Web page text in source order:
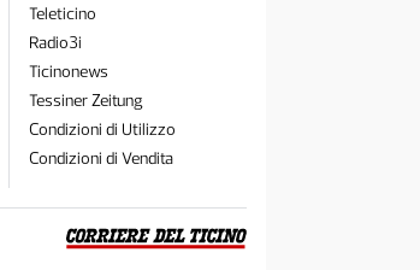
Teleticino
Radio3i
Ticinonews
Tessiner Zeitung
Condizioni di Utilizzo
Condizioni di Vendita